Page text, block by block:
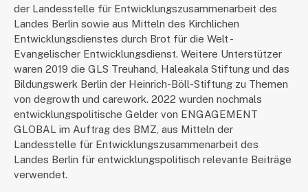
der Landesstelle für Entwicklungszusammenarbeit des
Landes Berlin sowie aus Mitteln des Kirchlichen
Entwicklungsdienstes durch Brot für die Welt -
Evangelischer Entwicklungsdienst. Weitere Unterstützer
waren 2019 die GLS Treuhand, Haleakala Stiftung und das
Bildungswerk Berlin der Heinrich-Böll-Stiftung zu Themen
von degrowth und carework. 2022 wurden nochmals
entwicklungspolitische Gelder von ENGAGEMENT
GLOBAL im Auftrag des BMZ, aus Mitteln der
Landesstelle für Entwicklungszusammenarbeit des
Landes Berlin für entwicklungspolitisch relevante Beiträge
verwendet.